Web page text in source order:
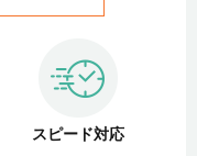
スピード対応